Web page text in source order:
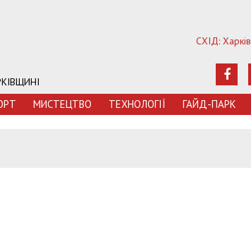
СХІД: Харків
МИСТЕЦТВО ТЕХНОЛОГIЇ ГАЙД-ПАРК